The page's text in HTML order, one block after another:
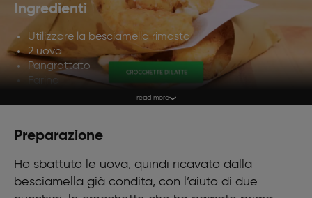
Ingredienti
Utilizzare la besciamella rimasta
2 uova
Pangrattato
Farina
Olio di semi di arachidiread more
Preparazione
Ho sbattuto le uova, quindi ricavato dalla
besciamella già condita, con l’aiuto di due